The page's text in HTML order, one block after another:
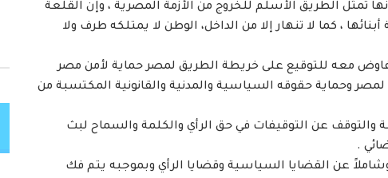
على خريطة طريق 30 يوليو 2013 ، وأنها تمثل الطريق الأسلم للخروج من الأزمة المصرية ، وإن القلعة
، كما لا تنهار إلا من الداخل، الوطن لا يمتلكه طرف ولا
معه للتوقيع على خريطة الطريق لمصر حماية لأمن مصر
وحماية حقوقه السياسية والمدنية والقانونية المكتسبة من
والتوقف عن التوقيفات في حق الرأي والكلمة والسماح لبث
.
عن القضايا السياسية وقضايا الرأي وبموجبه يتم فك